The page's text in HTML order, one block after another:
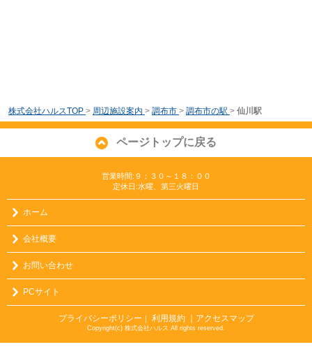
株式会社ハルスTOP > 周辺施設案内 > 調布市 > 調布市の駅 > 仙川駅
ページトップに戻る
営業時間:９：３０～１８：００
定休日:水曜、第三火曜日
ホーム
会社概要
お問い合わせ
PCサイト
プライバシーポリシー ｜ 利用規約 ｜アクセスマップ
Copyright(c) 株式会社ハルス All rights reserved.